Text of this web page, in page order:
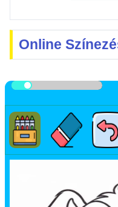
Online